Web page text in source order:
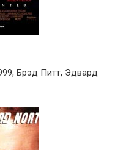
Брэд Питт, Эдвард